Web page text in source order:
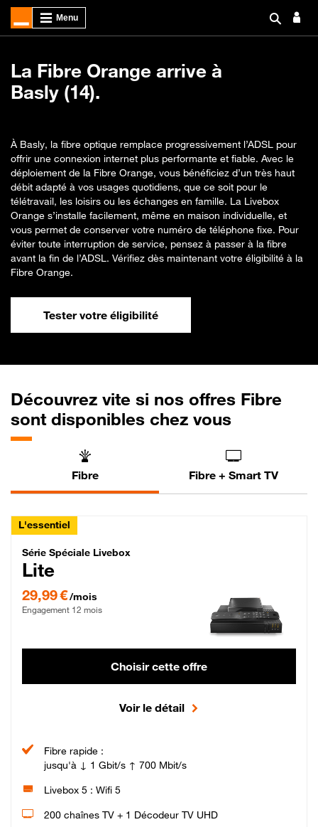
La Fibre Orange arrive à
Basly (14).
À Basly, la fibre optique remplace progressivement l’ADSL pour
offrir une connexion internet plus performante et fiable. Avec le
déploiement de la Fibre Orange, vous bénéficiez d’un très haut
débit adapté à vos usages quotidiens, que ce soit pour le
télétravail, les loisirs ou les échanges en famille. La Livebox
Orange s’installe facilement, même en maison individuelle, et
vous permet de conserver votre numéro de téléphone fixe. Pour
éviter toute interruption de service, pensez à passer à la fibre
avant la fin de l’ADSL. Vérifiez dès maintenant votre éligibilité à la
Fibre Orange.
Tester votre éligibilité
Découvrez vite si nos offres Fibre
sont disponibles chez vous
Fibre Fibre + Smart TV
L'essentiel
Série Spéciale Livebox Lite Fibre
Série Spéciale Livebox
Lite
29,99 €/mois
Engagement 12 mois
Choisir cette offre
Voir le détail
Fibre rapide :
jusqu'à ↓ 1 Gbit/s ↑ 700 Mbit/s
Livebox 5 : Wifi 5
200 chaînes TV + 1 Décodeur TV UHD